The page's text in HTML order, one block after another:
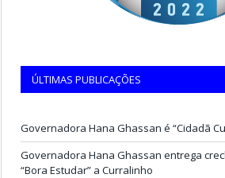
ÚLTIMAS PUBLICAÇÕES
Governadora Hana Ghassan é “Cidadã
Governadora Hana Ghassan entrega
“Bora Estudar” a Curralinho